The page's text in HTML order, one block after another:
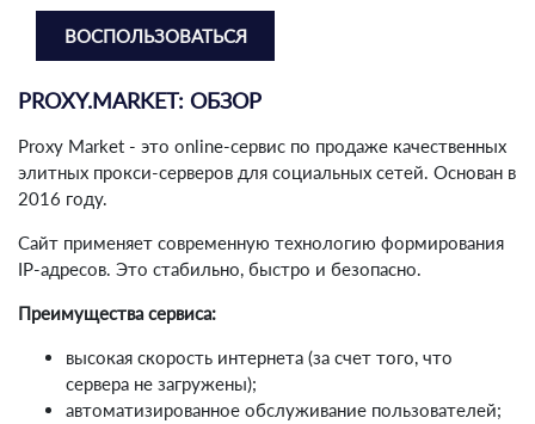
ВОСПОЛЬЗОВАТЬСЯ
PROXY.MARKET: ОБЗОР
Proxy Market - это online-сервис по продаже качественных
элитных прокси-серверов для социальных сетей. Основан в
2016 году.
Сайт применяет современную технологию формирования
IP-адресов. Это стабильно, быстро и безопасно.
Преимущества сервиса:
высокая скорость интернета (за счет того, что
сервера не загружены);
автоматизированное обслуживание пользователей;